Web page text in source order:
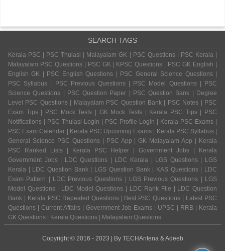
SEARCH TAGS
Kerala PSC | PSC Thulasi | Malayalam GK | PSC Questions | PSC Kerala |
Malayalam PSC Questions | PSC GK | KPSC Questions | PSC GK English |
English GK | PSC English Questions | PSC General Science Questions |
PSC Syllabus | PSC Previous Questions | PSC Model Questions | PSC
Science Questions | PSC Question Paper | PSC Question Bank | Degree
Level PSC Questions | Malayalam PSC Question Bank | PSC Notes | PSC
Exam Tips | PSC Mock Tests | GK Mock Tests | Kerala PSC Tips | PSC
Notifications | PSC Thulasi Login | PSC Profile Login | Kerala PSC Exams |
PSC Exam Calendar | Kerala PSC Upcoming Exams | Kerala PSC Syllabus |
General Science PSC Questions | PSC App | GK Malayalam App | Kerala
PSC Ranked Lists | Kerala PSC Helper | Government Jobs | Kerala
Government Jobs | LDC Questions | LDC Kerala | LGS Questions | LGS
Kerala | LDC Question Bank | LGS Question Bank | KAS Questions | LDC
Exam Pattern | LDC Previous Questions | LGS Previous Questions | LGS
Model Questions | LDC Model Questions | LDC Rank File | LDC Question
Bank | Kerala PSC Repeated Questions | Best PSC Questions | Latest PSC
Questions | Current Affairs | Government Job Exams | UPSC | RRB | Kerala
GK Questions | Kerala Questions | Malayalam Questions
Copyright © 2016 - 2023 | By TECHAntena & Adeeb